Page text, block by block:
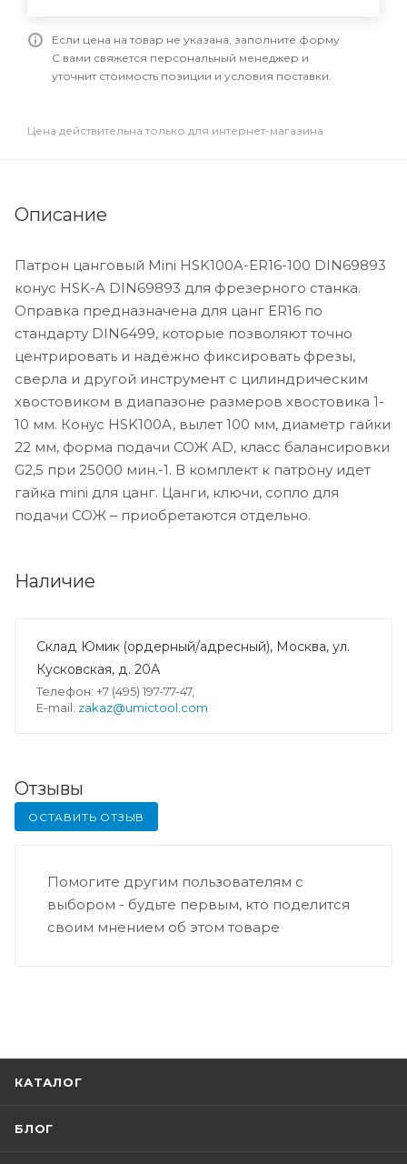
Если цена на товар не указана, заполните форму
С вами свяжется персональный менеджер и
уточнит стоимость позиции и условия поставки.
Цена действительна только для интернет-магазина
Описание
Патрон цанговый Mini HSK100A-ER16-100 DIN69893
конус HSK-A DIN69893 для фрезерного станка.
Оправка предназначена для цанг ER16 по
стандарту DIN6499, которые позволяют точно
центрировать и надёжно фиксировать фрезы,
сверла и другой инструмент с цилиндрическим
хвостовиком в диапазоне размеров хвостовика 1-
10 мм. Конус HSK100A, вылет 100 мм, диаметр гайки
22 мм, форма подачи СОЖ AD, класс балансировки
G2,5 при 25000 мин.-1. В комплект к патрону идет
гайка mini для цанг. Цанги, ключи, сопло для
подачи СОЖ ‒ приобретаются отдельно.
Наличие
Склад Юмик (ордерный/адресный), Москва, ул.
Кусковская, д. 20А
Телефон: +7 (495) 197-77-47,
E-mail: zakaz@umictool.com
Отзывы
ОСТАВИТЬ ОТЗЫВ
Помогите другим пользователям с
выбором - будьте первым, кто поделится
своим мнением об этом товаре
КАТАЛОГ
БЛОГ